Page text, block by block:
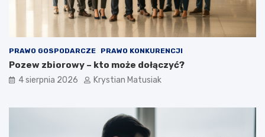
PRAWO GOSPODARCZE PRAWO KONKURENCJI
Pozew zbiorowy – kto może dołączyć?
4 sierpnia 2026 Krystian Matusiak